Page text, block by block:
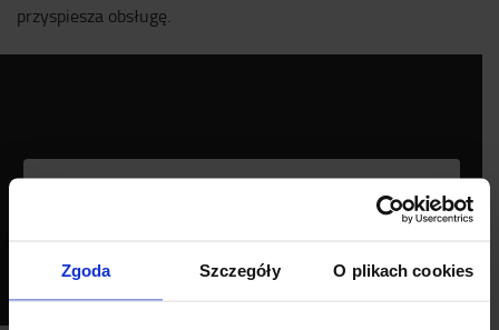
Zgoda Szczegóły O plikach cookies
przyspiesza obsługę.
to watch this video.